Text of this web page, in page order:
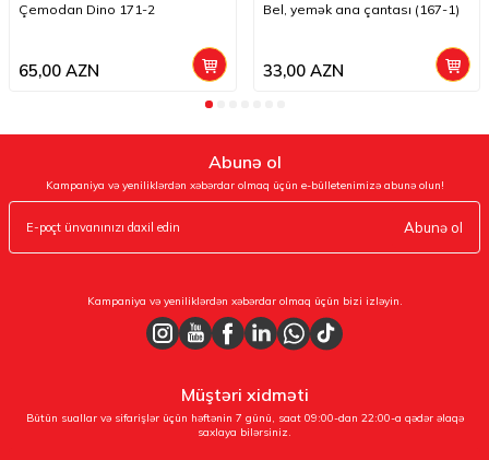
Çemodan Dino 171-2
65,00 AZN
Bel, yemək ana çantası (167-1)
33,00AZN
Abunə ol
Kampaniya və yeniliklərdən xəbərdar olmaq üçün e-bülletenimizə abunə olun!
Abunə ol
Kampaniya və yeniliklərdən xəbərdar olmaq üçün bizi izləyin.
Müştəri xidməti
Bütün suallar və sifarişlər üçün həftənin 7 günü, saat 09:00-dan 22:00-a qədər əlaqə
saxlaya bilərsiniz.